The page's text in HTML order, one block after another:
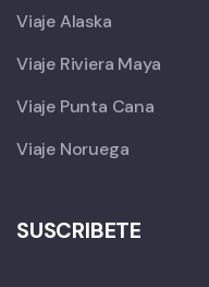
Viaje Alaska
Viaje Riviera Maya
Viaje Punta Cana
Viaje Noruega
SUSCRIBETE